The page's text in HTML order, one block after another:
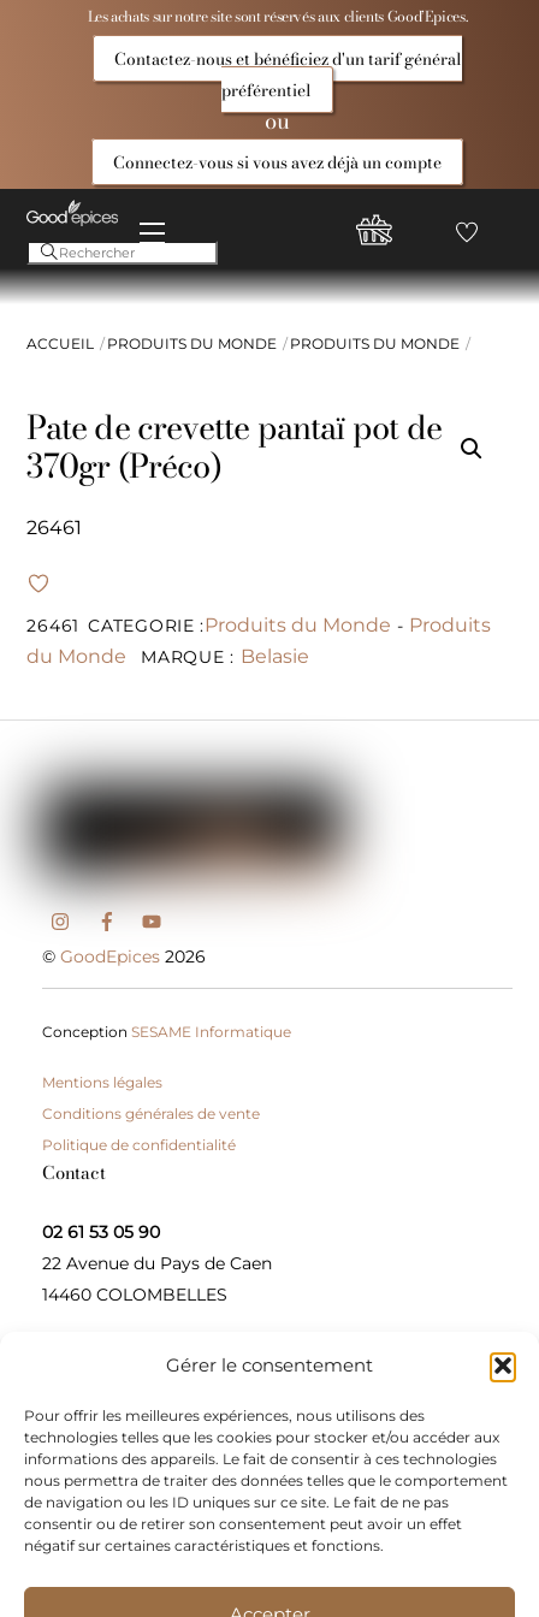
Gérer le consentement
Pour offrir les meilleures expériences, nous utilisons des
technologies telles que les cookies pour stocker et/ou accéder aux
informations des appareils. Le fait de consentir à ces technologies
nous permettra de traiter des données telles que le comportement
de navigation ou les ID uniques sur ce site. Le fait de ne pas
consentir ou de retirer son consentement peut avoir un effet
négatif sur certaines caractéristiques et fonctions.
Les achats sur notre site sont réservés aux clients Good’Epices.
Contactez-nous et bénéficiez d'un tarif général
préférentiel
ou
Connectez-vous si vous avez déjà un compte
Menu
Compte
Good
Favoris
ACCUEIL PRODUITS DU MONDE PRODUITS DU MONDE
Pate de crevette pantaï pot de
370gr (Préco)
26461
26461 CATEGORIE :Produits du Monde - Produits
du Monde
MARQUE : Belasie
©GoodEpices 2026
ConceptionSESAME Informatique
Mentions légales
Conditions générales de vente
Politique de confidentialité
Contact
02 61 53 05 90
22 Avenue du Pays de Caen
14460 COLOMBELLES
Contactez-nous
A propos
Une entreprise à taille humaine, concepteur et
fournisseur de produits alimentaires et d’épices pour
les restaurateurs, dont le siège social est à Colombelles